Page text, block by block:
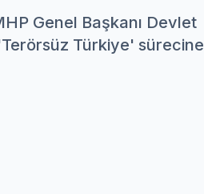
Genel Başkanı Devlet
Türkiye' sürecine